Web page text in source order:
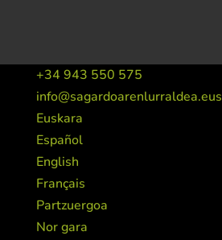
+34 943 550 575
info@sagardoarenlurraldea.eus
Euskara
Español
English
Français
Partzuergoa
Nor gara